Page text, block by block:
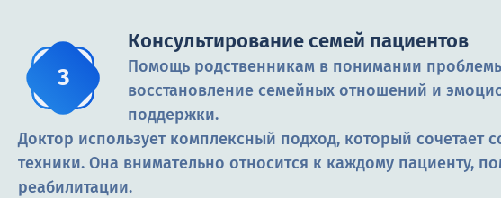
Консультирование семей пациентов
Помощь родственникам в понимании
восстановление семейных отношений и
поддержки.
Доктор использует комплексный подход, который
техники. Она внимательно относится к каждому пациенту,
реабилитации.